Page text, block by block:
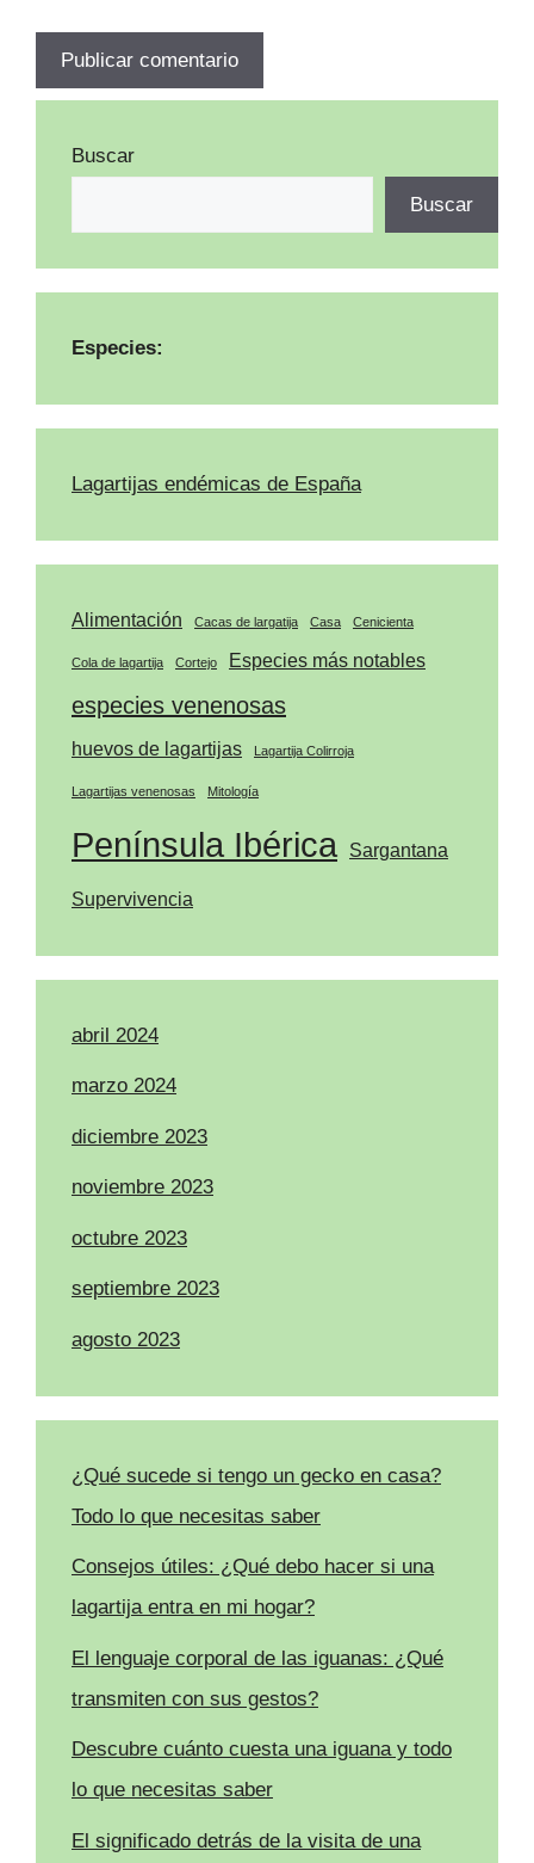
Buscar
Buscar
Especies:
Lagartijas endémicas de España
Alimentación Cacas de largatija Casa Cenicienta
Cola de lagartija Cortejo Especies más notables
especies venenosas
huevos de lagartijas Lagartija Colirroja
Lagartijas venenosas Mitología
Península Ibérica Sargantana
Supervivencia
abril 2024
marzo 2024
diciembre 2023
noviembre 2023
octubre 2023
septiembre 2023
agosto 2023
¿Qué sucede si tengo un gecko en casa?
Todo lo que necesitas saber
Consejos útiles: ¿Qué debo hacer si una
lagartija entra en mi hogar?
El lenguaje corporal de las iguanas: ¿Qué
transmiten con sus gestos?
Descubre cuánto cuesta una iguana y todo
lo que necesitas saber
El significado detrás de la visita de una